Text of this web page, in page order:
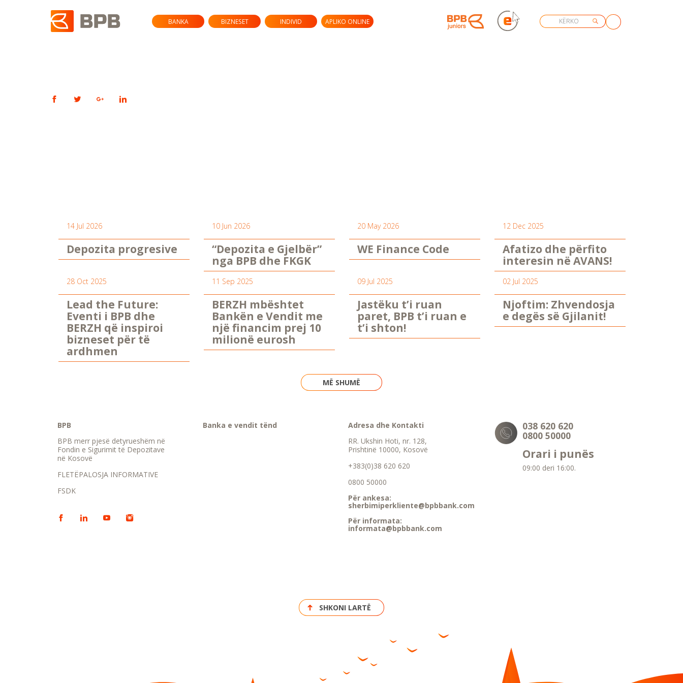
BANKA BIZNESET INDIVID APLIKO ONLINE
14 Jul 2026
Depozita progresive
10 Jun 2026
“Depozita e Gjelbër”
nga BPB dhe FKGK
20 May 2026
WE Finance Code
12 Dec 2025
Afatizo dhe përfito
interesin në AVANS!
28 Oct 2025
Lead the Future:
Eventi i BPB dhe
BERZH që inspiroi
bizneset për të
ardhmen
11 Sep 2025
BERZH mbështet
Bankën e Vendit me
një financim prej 10
milionë eurosh
09 Jul 2025
Jastëku t’i ruan
paret, BPB t’i ruan e
t’i shton!
02 Jul 2025
Njoftim: Zhvendosja
e degës së Gjilanit!
MË SHUMË
BPB
BPB merr pjesë detyrueshëm në
Fondin e Sigurimit të Depozitave
në Kosovë
FLETËPALOSJA INFORMATIVE
FSDK
Banka e vendit tënd
Adresa dhe Kontakti
RR. Ukshin Hoti, nr. 128,
Prishtinë 10000, Kosovë
+383(0)38 620 620
0800 50000
Për ankesa:
sherbimiperkliente@bpbbank.com
Për informata:
informata@bpbbank.com
038 620 620
0800 50000
Orari i punës
09:00 deri 16:00.
SHKONI LARTË